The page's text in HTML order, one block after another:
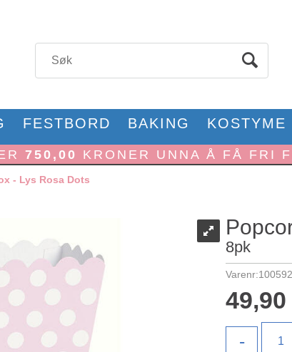
FESTBORD BAKING KOSTYME
750,00 KRONER UNNA Å FÅ FRI
- Lys Rosa Dots
8pk
Varenr:
49,90
-